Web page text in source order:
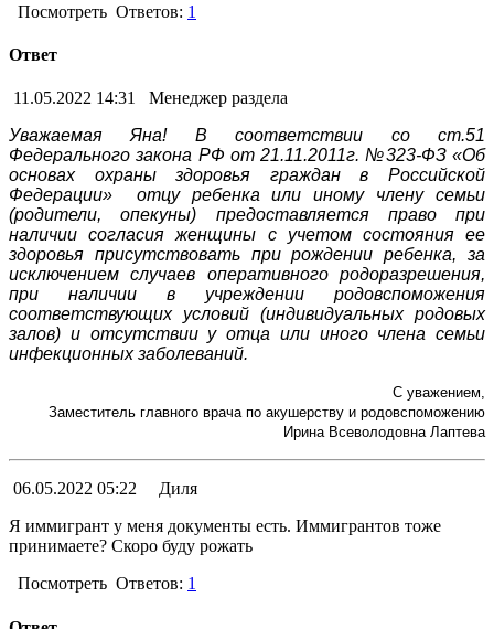
Посмотреть Ответов: 1
Ответ
11.05.2022 14:31
Менеджер раздела
Уважаемая Яна! В соответствии со ст.51
Федерального закона РФ от 21.11.2011г. №323-ФЗ «Об
основах охраны здоровья граждан в Российской
Федерации» отцу ребенка или иному члену семьи
(родители, опекуны) предоставляется право при
наличии согласия женщины с учетом состояния ее
здоровья присутствовать при рождении ребенка, за
исключением случаев оперативного родоразрешения,
при наличии в учреждении родовспоможения
соответствующих условий (индивидуальных родовых
залов) и отсутствии у отца или иного члена семьи
инфекционных заболеваний.
С уважением,
Заместитель главного врача по акушерству и родовспоможению
Ирина Всеволодовна Лаптева
06.05.2022 05:22
Диля
Я иммигрант у меня документы есть. Иммигрантов тоже
принимаете? Скоро буду рожать
Посмотреть Ответов: 1